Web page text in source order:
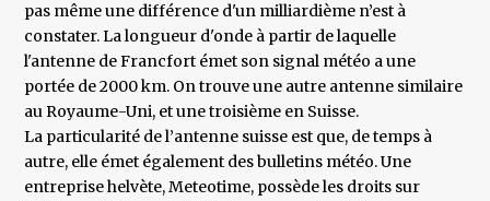
pas même une différence d'un milliardième n’est à
constater. La longueur d'onde à partir de laquelle
l'antenne de Francfort émet son signal météo a une
portée de 2000 km. On trouve une autre antenne similaire
au Royaume-Uni, et une troisième en Suisse.
La particularité de l’antenne suisse est que, de temps à
autre, elle émet également des bulletins météo. Une
entreprise helvète, Meteotime, possède les droits sur